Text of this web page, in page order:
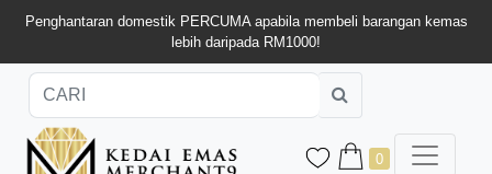
Penghantaran domestik PERCUMA apabila membeli barangan kemas
lebih daripada RM1000!
0